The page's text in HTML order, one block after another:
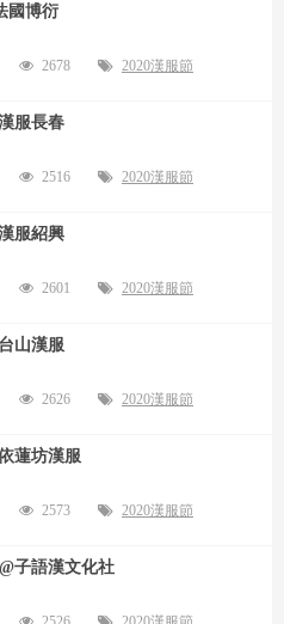
博衍
2678 2020漢服節
服長春
2516 2020漢服節
服紹興
2601 2020漢服節
山漢服
2626 2020漢服節
蓮坊漢服
2573 2020漢服節
子語漢文化社